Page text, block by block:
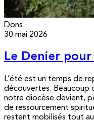
Dons
30 mai 2026
Le Denier pour
L’été est un temps de
découvertes. Beaucoup
notre diocèse devient,
de ressourcement
restent mobilisés tout